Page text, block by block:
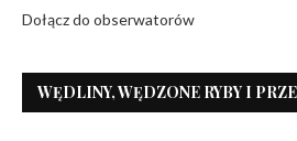
Dołącz do obserwatorów
WĘDLINY, WĘDZONE RYBY I